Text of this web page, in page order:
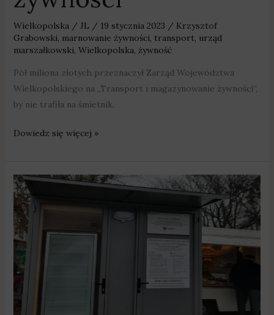
Wielkopolska/ JL / 19 stycznia 2023 / Krzysztof
Grabowski, marnowanie żywności, transport, urząd
marszałkowski, Wielkopolska, żywność
Pół miliona złotych przeznaczył Zarząd Województwa
Wielkopolskiego na „Transport i magazynowanie żywności”,
by nie trafiła na śmietnik.
Dowiedz się więcej »
W
Swarzędzu
powstały
dwie
nowe
jadłodzielnie